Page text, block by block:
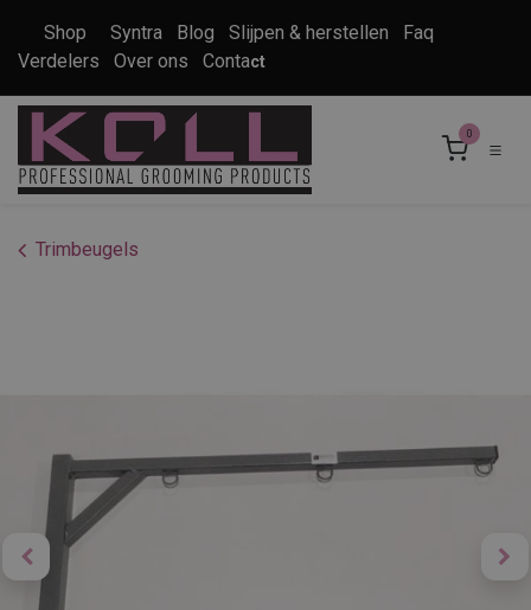
Shop Syntra Blog Slijpen & herstellen
Faq
Verdelers
Over ons Contact
0
Trimbeugels